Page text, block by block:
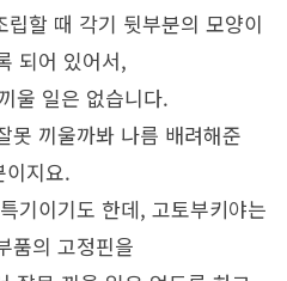
할 때 각기 뒷부분의 모양이
되어 있어서,
울 일은 없습니다.
못 끼울까봐 나름 배려해준
이지요.
기이기도 한데, 고토부키야는
품의 고정핀을